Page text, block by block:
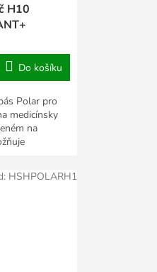
H10
Do košíku
Polar pro
medicínsky
na
HSHPOLARH1